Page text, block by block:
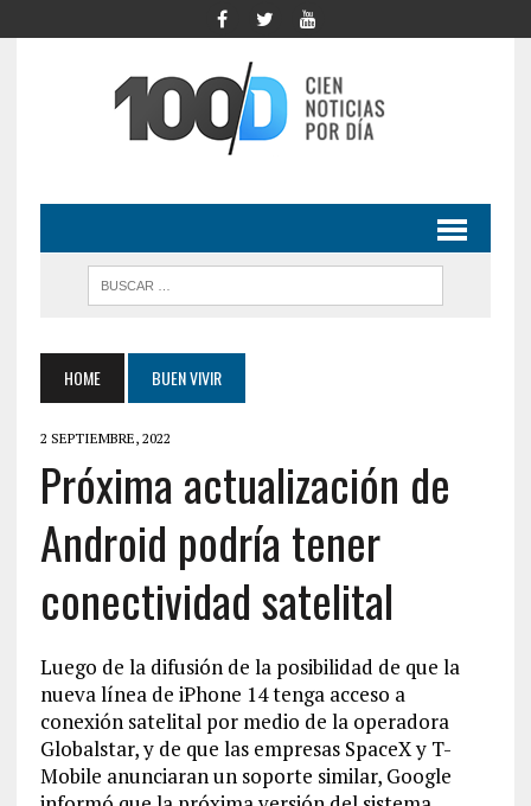
HOME BUEN VIVIR
2 SEPTIEMBRE, 2022
Próxima actualización de
Android podría tener
conectividad satelital
Luego de la difusión de la posibilidad de que la
nueva línea de iPhone 14 tenga acceso a
conexión satelital por medio de la operadora
Globalstar, y de que las empresas SpaceX y T-
Mobile anunciaran un soporte similar, Google